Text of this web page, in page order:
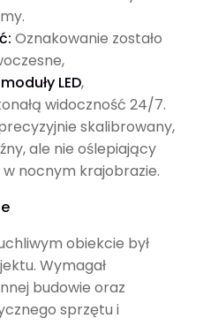
Oznakowanie zostało
LED,
widoczność 24/7.
skalibrowany,
ale nie oślepiający
nocnym krajobrazie.
obiekcie był
Wymagał
budowie oraz
sprzętu i